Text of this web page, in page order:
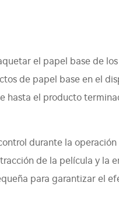
el papel base de
de papel base en el
hasta el producto
durante la operación
de la película y la
para garantizar el